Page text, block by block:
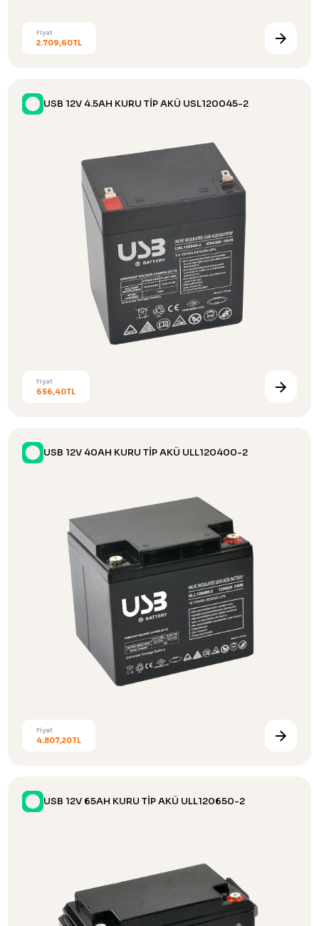
Fiyat
2.709,60TL
USB 12V 4.5AH KURU TİP AKÜ USL120045-2
Fiyat
656,40TL
USB 12V 40AH KURU TİP AKÜ ULL120400-2
Fiyat
4.807,20TL
USB 12V 65AH KURU TİP AKÜ ULL120650-2